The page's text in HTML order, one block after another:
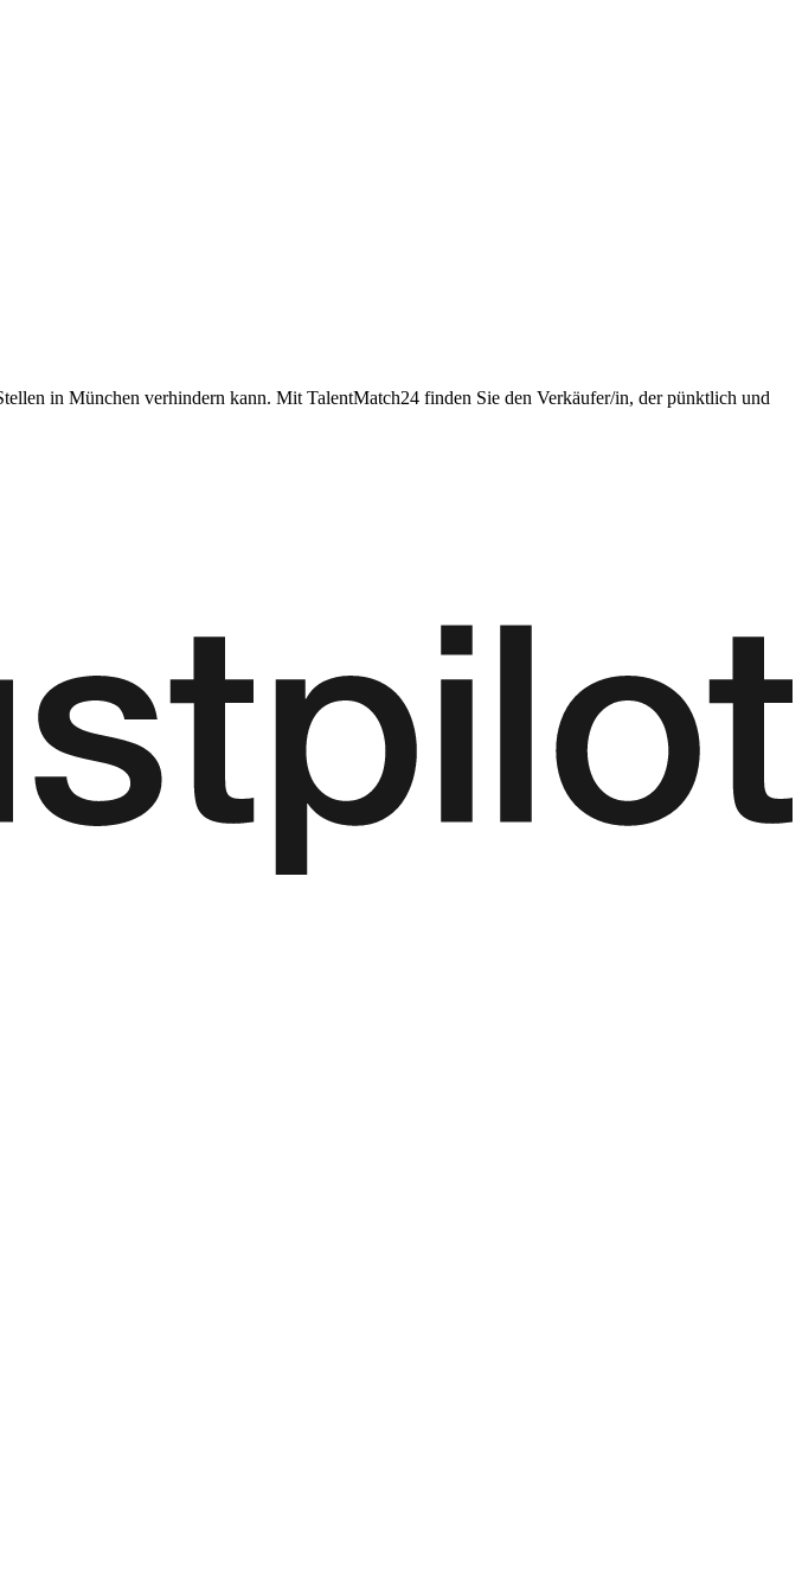
in München verhindern kann. Mit TalentMatch24 finden Sie den Verkäufer/in, der pünktlich und